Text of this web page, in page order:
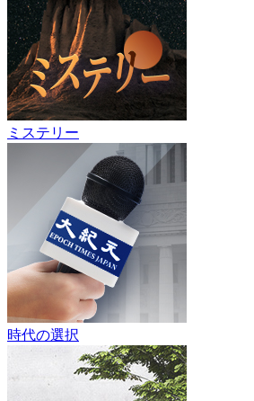
ミステリー
時代の選択